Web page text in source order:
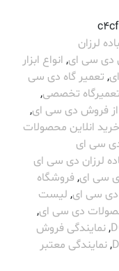
لرزان
دی سی ای, انواع ابزار
, تعمیر گاه دی سی
تعمیرگاه تخصصی,
فروش دی سی ای,
خرید انلاین محصولات
سی ای
لرزان دی سی ای
سی ای, فروشگاه
سی ای, لیست
دی سی ای,
,نمایندگی فروش
,نمایندگی معتبر